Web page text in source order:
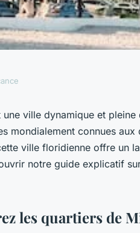
de
et
une ville dynamique et
mondialement connues
ville floridienne offre un
notre guide explicatif
les quartiers de